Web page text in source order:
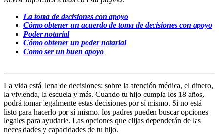
La toma de decisiones con apoyo
Cómo obtener un acuerdo de toma de decisiones con apoyo
Poder notarial
Cómo obtener un poder notarial
Como ser un buen apoyo
La vida está llena de decisiones: sobre la atención médica, el dinero,
la vivienda, la escuela y más. Cuando tu hijo cumpla los 18 años,
podrá tomar legalmente estas decisiones por sí mismo. Si no está
listo para hacerlo por sí mismo, los padres pueden buscar opciones
legales para ayudarle. Las opciones que elijas dependerán de las
necesidades y capacidades de tu hijo.